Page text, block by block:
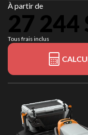
À partir de
27 244
Tous frais inclus